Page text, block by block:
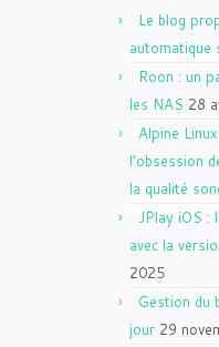
Le blog
automatique
Roon : un
les NAS 28
Alpine
l’obsession
la qualité
JPlay iOS :
avec la
2025
Gestion du
jour 29